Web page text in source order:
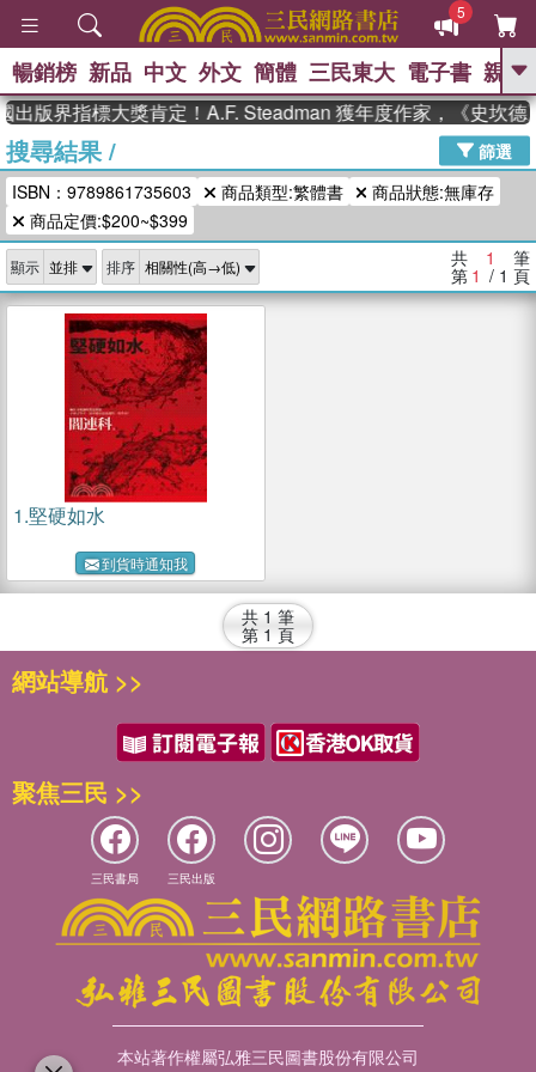
5
GO
高希均教授回憶錄
、 The Odyssey 、 父親節 、 如果歷
史是一群喵 、 暑期推薦 、 國際布克
登輝時代 、 數學女孩：黎曼猜想 、
偉大的迷走神經
暢銷榜 新品 中文 外文 簡體 三民東大 電子書 親子
出版界指標大獎肯定！A.F. Steadman 獲年度作家，《史坎德
搜尋結果/
篩選
ISBN：9789861735603
商品類型:繁體書
商品狀態:無庫存
商品定價:$200~$399
顯示 排序 共 1 筆
第 1 / 1 頁
1.堅硬如水
到貨時通知我
共 1 筆
第 1 頁
網站導航 >>
聚焦三民 >>
三民書局 三民出版
本站著作權屬弘雅三民圖書股份有限公司